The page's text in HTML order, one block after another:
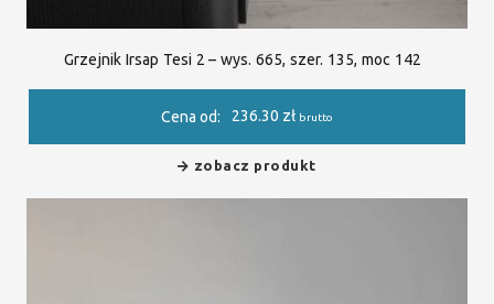
Grzejnik Irsap Tesi 2 – wys. 665, szer. 135, moc 142
Cena od: 236.30 zł brutto
zobacz produkt